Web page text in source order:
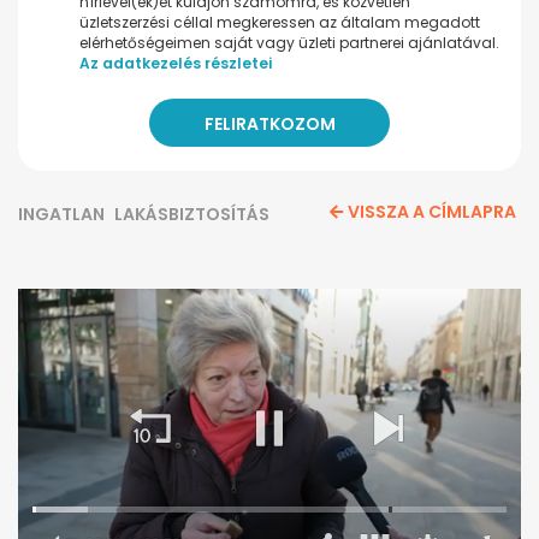
üzletszerzési céllal megkeressen az általam megadott
elérhetőségeimen saját vagy üzleti partnerei ajánlatával.
Az adatkezelés részletei
INGATLAN LAKÁSBIZTOSÍTÁS VISSZA A CÍMLAPRA